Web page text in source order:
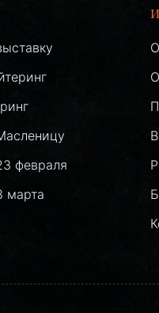
февраля
марта